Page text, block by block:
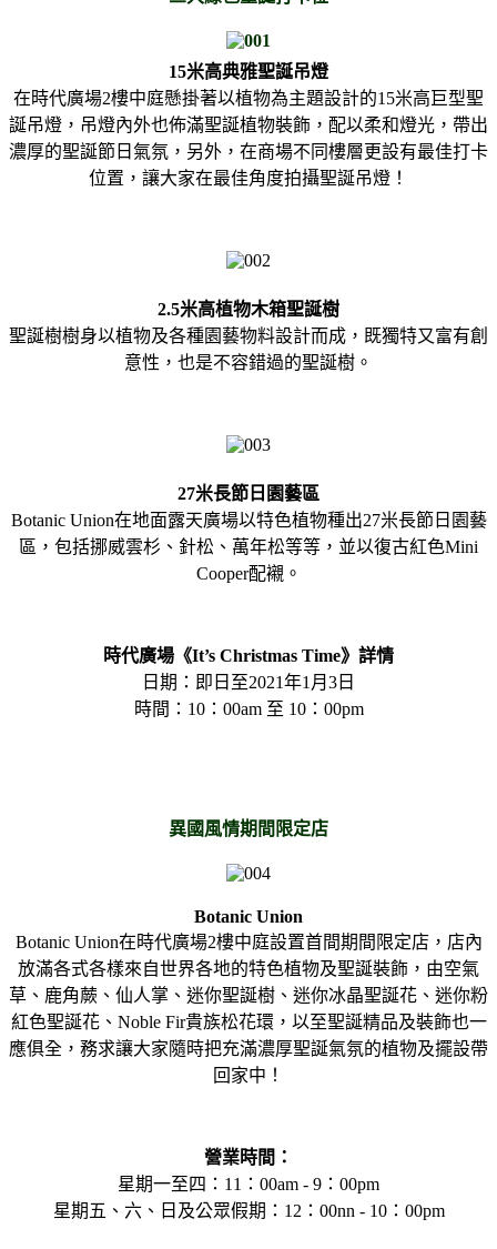
15米高典雅聖誕吊燈
在時代廣場2樓中庭懸掛著以植物為主題設計的15米高巨型聖
誕吊燈，吊燈內外也佈滿聖誕植物裝飾，配以柔和燈光，帶出
濃厚的聖誕節日氣氛，另外，在商場不同樓層更設有最佳打卡
位置，讓大家在最佳角度拍攝聖誕吊燈！
2.5米高植物木箱聖誕樹
聖誕樹樹身以植物及各種園藝物料設計而成，既獨特又富有創
意性，也是不容錯過的聖誕樹。
27米長節日園藝區
Botanic Union在地面露天廣場以特色植物種出27米長節日園藝
區，包括挪威雲杉、針松、萬年松等等，並以復古紅色Mini
Cooper配襯。
時代廣場《It’s Christmas Time》詳情
日期​：​即日至2021年1月3日
時間​：​10：00am 至 10：00pm
異國風情期間限定店
Botanic Union
Botanic Union在時代廣場2樓中庭設置首間期間限定店，店內
放滿各式各樣來自世界各地的特色植物及聖誕裝飾，由空氣
草、鹿角蕨、仙人掌、迷你聖誕樹、迷你冰晶聖誕花、迷你粉
紅色聖誕花、Noble Fir貴族松花環，以至聖誕精品及裝飾也一
應俱全，務求讓大家隨時把充滿濃厚聖誕氣氛的植物及擺設帶
回家中！
營業時間：
星期一至四：11：00am - 9：00pm
星期五、六、日及公眾假期：12：00nn - 10：00pm